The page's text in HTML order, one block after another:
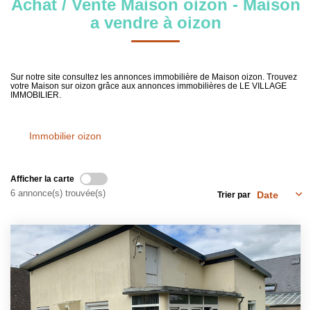
Notre Équipe
Nous Rejoindre
EN
Type de bien
Surface min
Créer une alerte
Achat / Vente Maison oizon - Maison
a vendre à oizon
Sur notre site consultez les annonces immobilière de Maison oizon. Trouvez
votre Maison sur oizon grâce aux annonces immobilières de LE VILLAGE
IMMOBILIER.
Immobilier oizon
Afficher la carte
6 annonce(s) trouvée(s) Trier par